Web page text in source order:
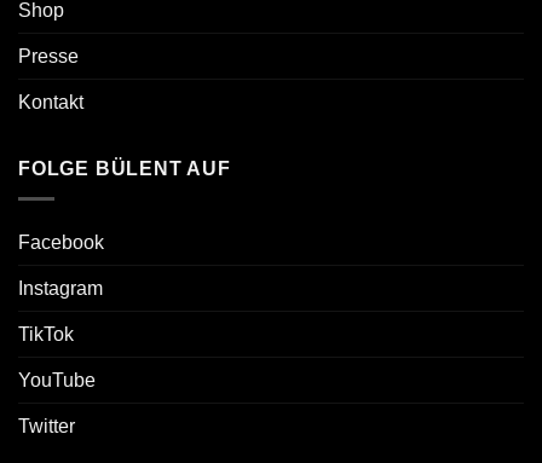
Shop
Presse
Kontakt
FOLGE BÜLENT AUF
Facebook
Instagram
TikTok
YouTube
Twitter